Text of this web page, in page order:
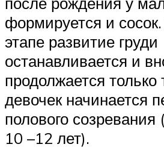
формируется и
этапе развитие груди
останавливается и
продолжается только
девочек начинается
полового
10 –12 лет).